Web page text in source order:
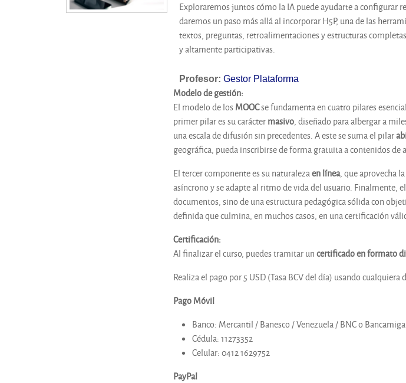
Exploraremos juntos cómo la IA puede ayudarte a configurar
daremos un paso más allá al incorporar H5P, una de las
textos, preguntas, retroalimentaciones y estructuras
y altamente participativas.
Profesor: Gestor Plataforma
Modelo de gestión:
El modelo de losMOOCse fundamenta en cuatro pilares
primer pilar es su caráctermasivo, diseñado para albergar a
una escala de difusión sin precedentes. A este se suma el pilar
geográfica, pueda inscribirse de forma gratuita a contenidos de
El tercer componente es su naturalezaen línea, que aprovecha
asíncrono y se adapte al ritmo de vida del usuario. Finalmente,
documentos, sino de una estructura pedagógica sólida con
definida que culmina, en muchos casos, en una certificación
Certificación:
Al finalizar el curso, puedes tramitar uncertificado en formato
Realiza el pago por 5 USD (Tasa BCV del día) usando
Pago Móvil
Banco: Mercantil / Banesco / Venezuela / BNC o Bancamiga
Cédula: 11273352
Celular: 0412 1629752
PayPal